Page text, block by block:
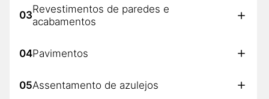
03
Revestimentos de paredes e
acabamentos
04Pavimentos
05Assentamento de azulejos